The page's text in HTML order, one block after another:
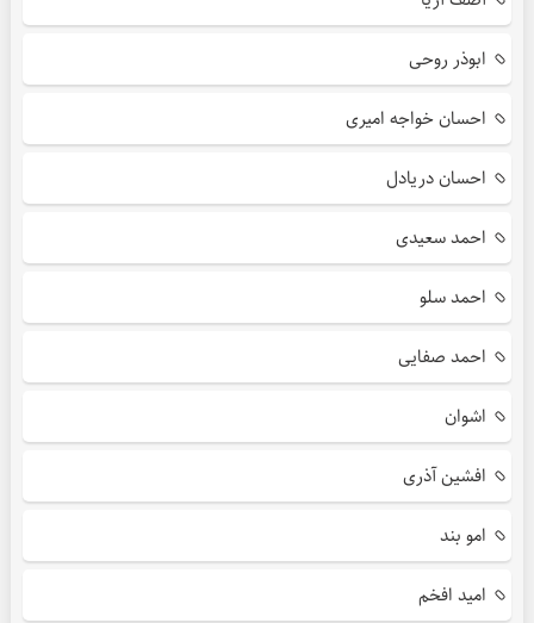
ابوذر روحی
احسان خواجه امیری
احسان دریادل
احمد سعیدی
احمد سلو
احمد صفایی
اشوان
افشین آذری
امو بند
امید افخم